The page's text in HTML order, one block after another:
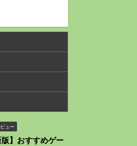
ュー
版】おすすめゲー